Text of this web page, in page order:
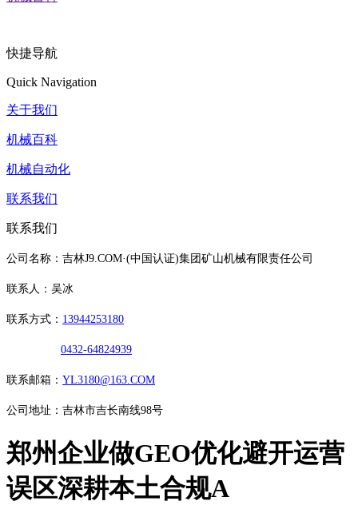
快捷导航
Quick Navigation
关于我们
机械百科
机械自动化
联系我们
联系我们
公司名称：吉林J9.COM·(中国认证)集团矿山机械有限责任公司
联系人：吴冰
联系方式： 13944253180
0432-64824939
联系邮箱： YL3180@163.COM
公司地址：吉林市吉长南线98号
郑州企业做GEO优化避开运营
误区深耕本土合规A